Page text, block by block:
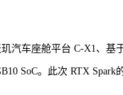
汽车座舱平台 C-X1、基
SoC。此次 RTX Spark